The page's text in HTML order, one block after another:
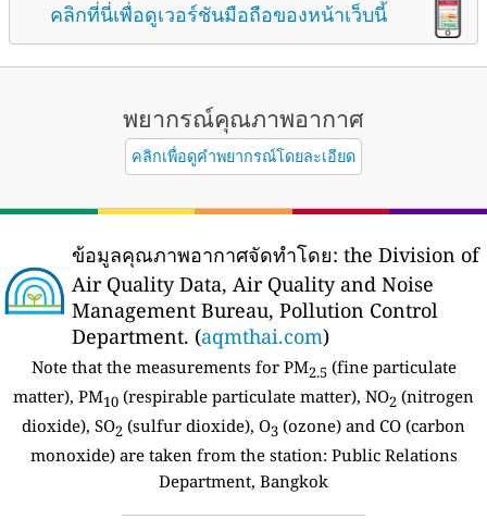
คลิกที่นี่เพื่อดูเวอร์ชันมือถือของหน้าเว็บนี้
พยากรณ์คุณภาพอากาศ
คลิกเพื่อดูคำพยากรณ์โดยละเอียด
ข้อมูลคุณภาพอากาศจัดทำโดย: the Division of
Air Quality Data, Air Quality and Noise
Management Bureau, Pollution Control
Department. (aqmthai.com)
Note that the measurements for PM2.5 (fine particulate
matter), PM10 (respirable particulate matter), NO2 (nitrogen
dioxide), SO2 (sulfur dioxide), O3 (ozone) and CO (carbon
monoxide) are taken from the station: Public Relations
Department, Bangkok